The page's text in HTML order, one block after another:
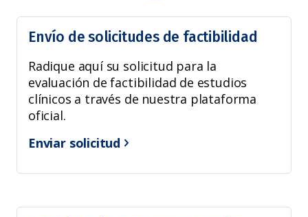
Envío de solicitudes de factibilidad
Radique aquí su solicitud para la
evaluación de factibilidad de estudios
clínicos a través de nuestra plataforma
oficial.
Enviar solicitud